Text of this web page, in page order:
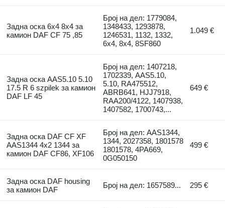
Задна оска 6x4 8x4 за
камион DAF CF 75 ,85
Број на дел: 1779084,
1348433, 1293878,
1246531, 1132, 1332,
6x4, 8x4, 8SF860
1.049 €
Задна оска AAS5.10 5.10
17.5 R 6 szpilek за камион
DAF LF 45
Број на дел: 1407218,
1702339, AAS5.10,
5.10, RA475512,
ABRB641, HJJ7918,
RAA200/4122, 1407938,
1407582, 1700743,...
649 €
Задна оска DAF CF XF
AAS1344 4x2 1344 за
камион DAF CF86, XF106
Број на дел: AAS1344,
1344, 2027358, 1801578
1801578, 4PA669,
0G050150
499 €
Задна оска DAF housing
за камион DAF
Број на дел: 1657589... 295 €